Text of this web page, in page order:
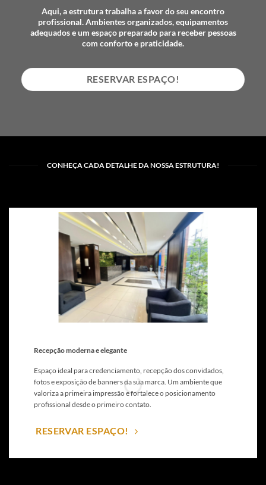
Aqui, a estrutura trabalha a favor do seu encontro
profissional. Ambientes organizados, equipamentos
adequados e um espaço preparado para receber pessoas
com conforto e praticidade.
RESERVAR ESPAÇO!
CONHEÇA CADA DETALHE DA NOSSA ESTRUTURA!
Recepção moderna e elegante
Espaço ideal para credenciamento, recepção dos convidados,
fotos e exposição de banners da sua marca. Um ambiente que
valoriza a primeira impressão e fortalece o posicionamento
profissional desde o primeiro contato.
RESERVAR ESPAÇO!